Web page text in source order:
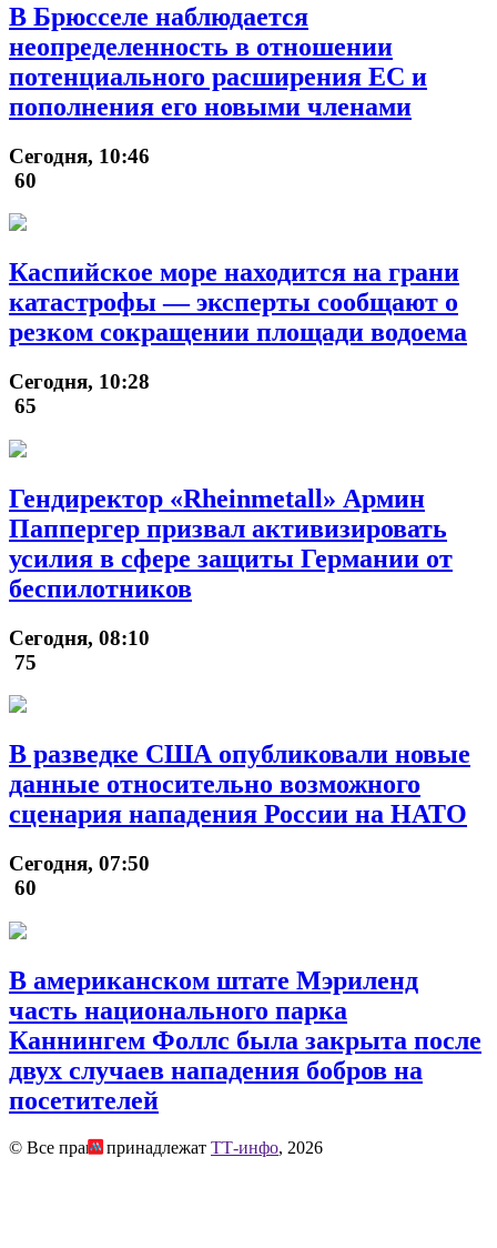
В Брюсселе наблюдается
неопределенность в отношении
потенциального расширения ЕС и
пополнения его новыми членами
Сегодня, 10:46
60
Каспийское море находится на грани
катастрофы — эксперты сообщают о
резком сокращении площади водоема
Сегодня, 10:28
65
Гендиректор «Rheinmetall» Армин
Паппергер призвал активизировать
усилия в сфере защиты Германии от
беспилотников
Сегодня, 08:10
75
В разведке США опубликовали новые
данные относительно возможного
сценария нападения России на НАТО
Сегодня, 07:50
60
В американском штате Мэриленд
часть национального парка
Каннингем Фоллс была закрыта после
двух случаев нападения бобров на
посетителей
© Все права принадлежат ТТ-инфо, 2026